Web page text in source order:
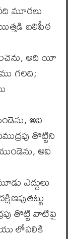
మూరలు
బలిపీఠ
అది యీ
గలది;
అవి
తొట్టిని
అవి
ఎద్దులు
తొట్టి వాటిపై
లోపలికి